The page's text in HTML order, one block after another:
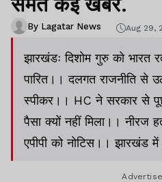
By Lagatar News Aug 29,
झारखंडः दिशोम गुरु को भारत
पारित।। दलगत राजनीति से
स्पीकर।। HC ने सरकार से
पैसा क्यों नहीं मिला।। नीरज
एपीपी को नोटिस।। झारखंड